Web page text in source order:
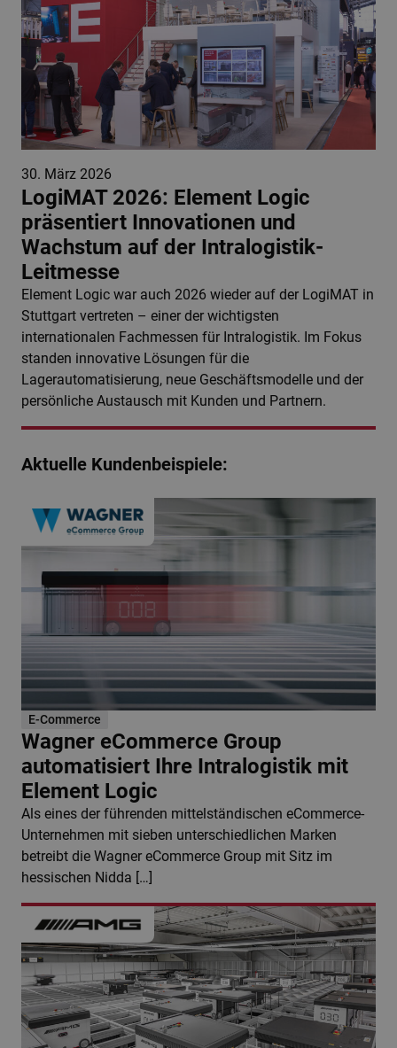
30. März 2026
LogiMAT 2026: Element Logic
präsentiert Innovationen und
Wachstum auf der Intralogistik-
Leitmesse
Element Logic war auch 2026 wieder auf der LogiMAT in
Stuttgart vertreten – einer der wichtigsten
internationalen Fachmessen für Intralogistik. Im Fokus
standen innovative Lösungen für die
Lagerautomatisierung, neue Geschäftsmodelle und der
persönliche Austausch mit Kunden und Partnern.
Aktuelle Kundenbeispiele:
E-Commerce
Wagner eCommerce Group
automatisiert Ihre Intralogistik mit
Element Logic
Als eines der führenden mittelständischen eCommerce-
Unternehmen mit sieben unterschiedlichen Marken
betreibt die Wagner eCommerce Group mit Sitz im
hessischen Nidda […]